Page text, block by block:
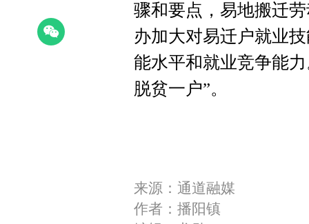
骤和要点，易地搬迁
办加大对易迁户就业
能水平和就业竞争能
脱贫一户”。
来源：通道融媒
作者：播阳镇